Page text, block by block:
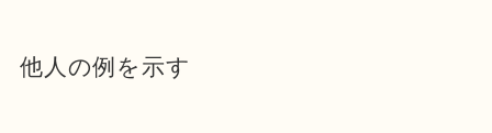
他人の例を示す